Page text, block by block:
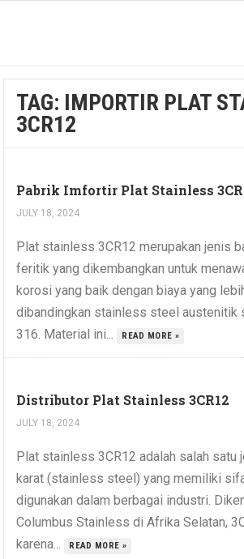
TAG: IMPORTIR PLAT
3CR12
Pabrik Imfortir Plat Stainless
JULY 18, 2024
Plat stainless 3CR12 merupakan jenis
feritik yang dikembangkan untuk
korosi yang baik dengan biaya yang
dibandingkan stainless steel austenitik
316. Material ini...
READ MORE »
Distributor Plat Stainless 3CR12
JULY 18, 2024
Plat stainless 3CR12 adalah salah satu
karat (stainless steel) yang memiliki
digunakan dalam berbagai industri.
Columbus Stainless di Afrika Selatan,
karena...
READ MORE »